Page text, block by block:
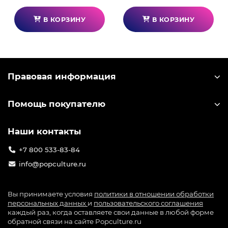
В КОРЗИНУ В КОРЗИНУ
Правовая информация
Помощь покупателю
Наши контакты
+7 800 533-83-84
info@popculture.ru
Вы принимаете условия политики в отношении обработки
персональных данных и пользовательского соглашения
каждый раз, когда оставляете свои данные в любой форме
обратной связи на сайте Popculture.ru